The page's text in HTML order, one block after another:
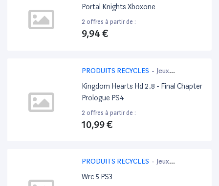
Portal Knights Xboxone
2 offres à partir de :
9,94 €
PRODUITS RECYCLES - Jeux
PlayStation 4
Kingdom Hearts Hd 2.8 - Final Chapter
Prologue PS4
2 offres à partir de :
10,99 €
PRODUITS RECYCLES - Jeux
PlayStation 3
Wrc 5 PS3